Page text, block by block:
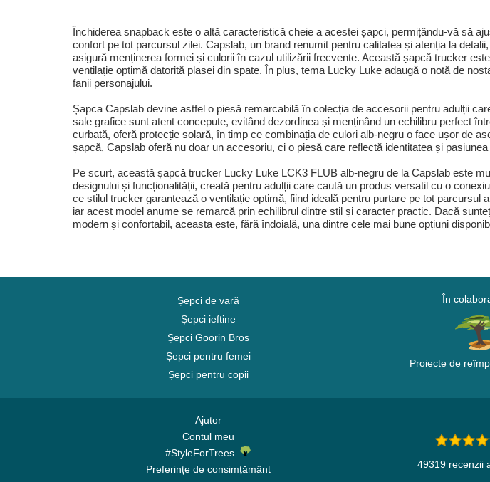
Închiderea snapback este o altă caracteristică cheie a acestei șapci, permițându-vă să
confort pe tot parcursul zilei. Capslab, un brand renumit pentru calitatea și atenția la
asigură menținerea formei și culorii în cazul utilizării frecvente. Această șapcă trucker
ventilație optimă datorită plasei din spate. În plus, tema Lucky Luke adaugă o notă de
fanii personajului.
Șapca Capslab devine astfel o piesă remarcabilă în colecția de accesorii pentru adulții
sale grafice sunt atent concepute, evitând dezordinea și menținând un echilibru perfect
curbată, oferă protecție solară, în timp ce combinația de culori alb-negru o face ușor de
șapcă, Capslab oferă nu doar un accesoriu, ci o piesă care reflectă identitatea și
Pe scurt, această șapcă trucker Lucky Luke LCK3 FLUB alb-negru de la Capslab este
designului și funcționalității, creată pentru adulții care caută un produs versatil cu o
ce stilul trucker garantează o ventilație optimă, fiind ideală pentru purtare pe tot
iar acest model anume se remarcă prin echilibrul dintre stil și caracter practic. Dacă
modern și confortabil, aceasta este, fără îndoială, una dintre cele mai bune opțiuni
Șepci de vară
Șepci ieftine
Șepci Goorin Bros
Șepci pentru femei
Șepci pentru copii
În
Proiecte de
Ajutor
Contul meu
#StyleForTrees
Preferințe de consimțământ
49319 recenzii